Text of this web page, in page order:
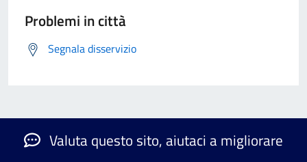
Problemi in città
Segnala disservizio
Valuta questo sito, aiutaci a migliorare